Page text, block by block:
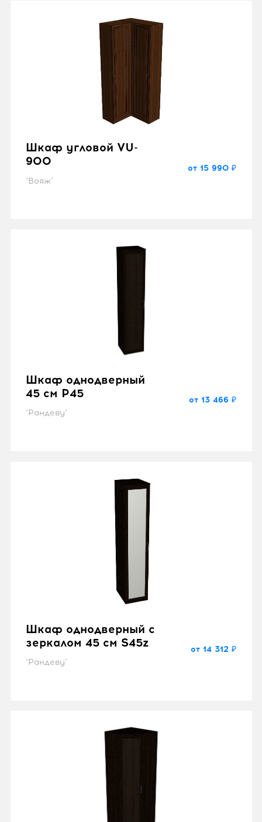
Шкаф угловой VU-
900
"Вояж"
от 15 990 ₽
Шкаф однодверный
45 см P45
"Рандеву"
от 13 466 ₽
Шкаф однодверный с
зеркалом 45 см S45z
"Рандеву"
от 14 312 ₽